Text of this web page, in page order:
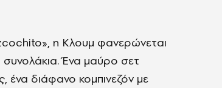
η Kλουμ φανερώνεται
συνολάκια. Ένα μαύρο σετ
ένα διάφανο κομπινεζόν με